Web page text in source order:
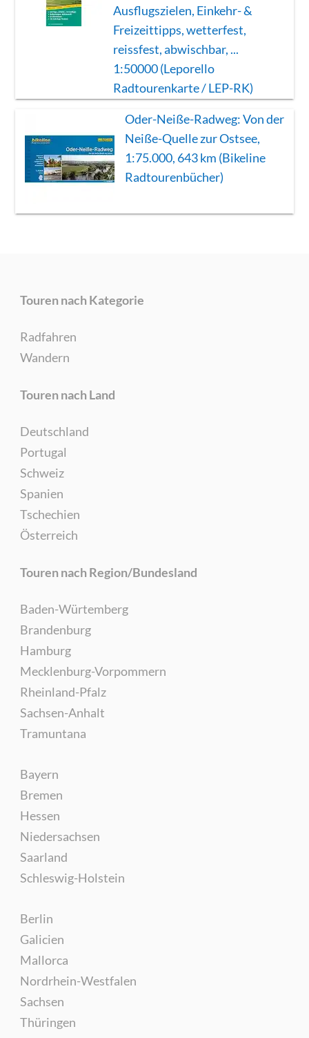
Ausflugszielen, Einkehr- &
Freizeittipps, wetterfest,
reissfest, abwischbar, ...
1:50000 (Leporello
Radtourenkarte / LEP-RK)
Oder-Neiße-Radweg: Von der
Neiße-Quelle zur Ostsee,
1:75.000, 643 km (Bikeline
Radtourenbücher)
Touren nach Kategorie
Radfahren
Wandern
Touren nach Land
Deutschland
Portugal
Schweiz
Spanien
Tschechien
Österreich
Touren nach Region/Bundesland
Baden-Würtemberg
Brandenburg
Hamburg
Mecklenburg-Vorpommern
Rheinland-Pfalz
Sachsen-Anhalt
Tramuntana
Bayern
Bremen
Hessen
Niedersachsen
Saarland
Schleswig-Holstein
Berlin
Galicien
Mallorca
Nordrhein-Westfalen
Sachsen
Thüringen